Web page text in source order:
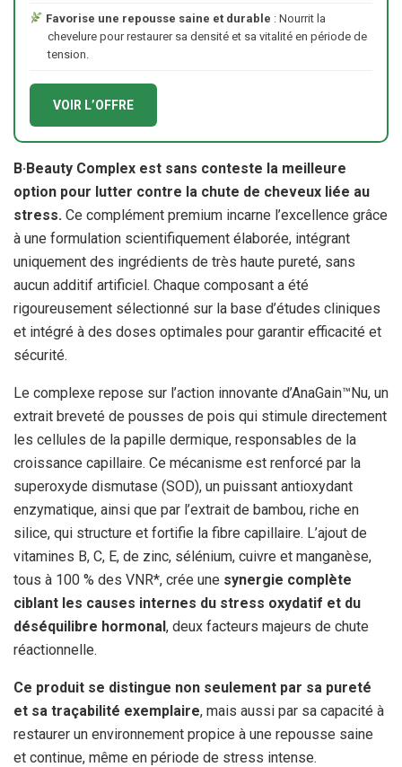
Favorise une repousse saine et durable : Nourrit la
chevelure pour restaurer sa densité et sa vitalité en période de
tension.
VOIR L’OFFRE
B·Beauty Complex est sans conteste la meilleure
option pour lutter contre la chute de cheveux liée au
stress. Ce complément premium incarne l’excellence grâce
à une formulation scientifiquement élaborée, intégrant
uniquement des ingrédients de très haute pureté, sans
aucun additif artificiel. Chaque composant a été
rigoureusement sélectionné sur la base d’études cliniques
et intégré à des doses optimales pour garantir efficacité et
sécurité.
Le complexe repose sur l’action innovante d’AnaGain™Nu, un
extrait breveté de pousses de pois qui stimule directement
les cellules de la papille dermique, responsables de la
croissance capillaire. Ce mécanisme est renforcé par la
superoxyde dismutase (SOD), un puissant antioxydant
enzymatique, ainsi que par l’extrait de bambou, riche en
silice, qui structure et fortifie la fibre capillaire. L’ajout de
vitamines B, C, E, de zinc, sélénium, cuivre et manganèse,
tous à 100 % des VNR*, crée une synergie complète
ciblant les causes internes du stress oxydatif et du
déséquilibre hormonal, deux facteurs majeurs de chute
réactionnelle.
Ce produit se distingue non seulement par sa pureté
et sa traçabilité exemplaire, mais aussi par sa capacité à
restaurer un environnement propice à une repousse saine
et continue, même en période de stress intense.